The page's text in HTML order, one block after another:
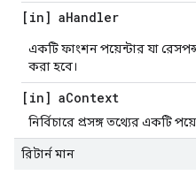
[in] aHandler
একটি ফাংশন পয়েন্টার যা
করা হবে।
[in] aContext
নির্বিচারে প্রসঙ্গ তথ্যের একটি
রিটার্ন মান